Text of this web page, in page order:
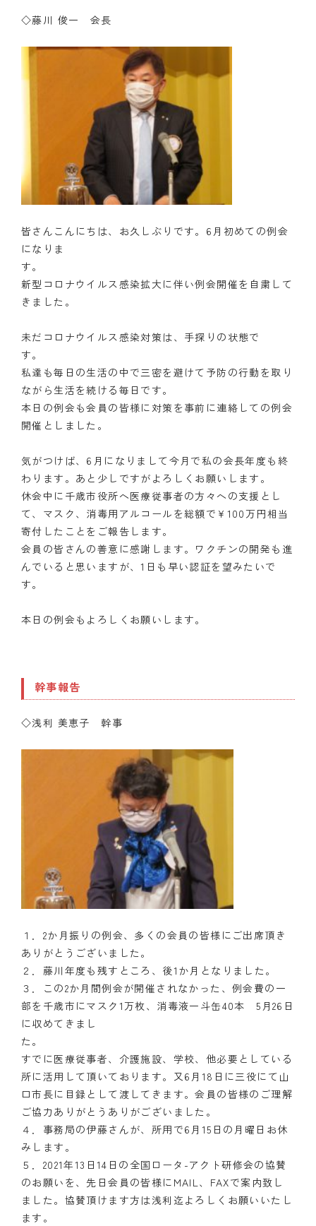
◇藤川 俊一 会長
皆さんこんにちは、お久しぶりです。6月初めての例会
になりま
新型コロナウイルス感染拡大に伴い例会開催を自粛して
きました。
未だコロナウイルス感染対策は、手探りの状態で
私達も毎日の生活の中で三密を避けて予防の行動を取り
ながら生活を続ける毎日です。
本日の例会も会員の皆様に対策を事前に連絡しての例会
開催としました。
気がつけば、6月になりまして今月で私の会長年度も終
わります。あと少しですがよろしくお願いします。
休会中に千歳市役所へ医療従事者の方々への支援とし
て、マスク、消毒用アルコールを総額で¥100万円相当
寄付したことをご報告します。
会員の皆さんの善意に感謝します。ワクチンの開発も進
んでいると思いますが、1日も早い認証を望みたいで
す。
本日の例会もよろしくお願いします。
幹事報告
◇浅利 美恵子 幹事
１．2か月振りの例会、多くの会員の皆様にご出席頂き
ありがとうございました。
２．藤川年度も残すところ、後1か月となりました。
３．この2か月間例会が開催されなかった、例会費の一
部を千歳市にマスク1万枚、消毒液一斗缶40本 5月26日
に収めてきまし
すでに医療従事者、介護施設、学校、他必要としている
所に活用して頂いております。又6月18日に三役にて山
口市長に目録として渡してきます。会員の皆様のご理解
ご協力ありがとうありがございました。
４．事務局の伊藤さんが、所用で6月15日の月曜日お休
みします。
５．2021年13日14日の全国ロータ-アクト研修会の協賛
のお願いを、先日会員の皆様にMAIL、FAXで案内致し
ました。協賛頂けます方は浅利迄よろしくお願いいたし
ます。